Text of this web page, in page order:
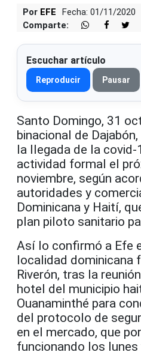
Por EFE
Fecha: 01/11/2020
Comparte:
Escuchar artículo
Reproducir Pausar
Santo Domingo, 31
binacional de
la llegada de la covid-
actividad formal el
noviembre, según
autoridades y
Dominicana y Haití,
plan piloto sanitario
Así lo confirmó a Efe
localidad dominicana
Riverón, tras la
hotel del municipio
Ouanaminthé para
del protocolo de
en el mercado, que
funcionando los lunes